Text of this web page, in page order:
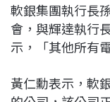
軟銀集團執行長
會，與輝達執行
示，「其他所有
黃仁勳表示，軟